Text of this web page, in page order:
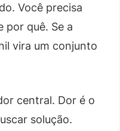
Você precisa
por quê. Se a
vira um conjunto
central. Dor é o
solução.